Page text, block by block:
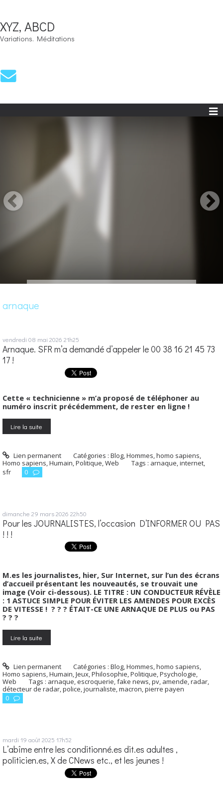
XYZ, ABCD
Variations. Méditations
arnaque
vendredi 08 mai 2026 21h25
Arnaque. SFR m’a demandé d’appeler le 00 38 16 21 45 73
17 !
Cette « technicienne » m’a proposé de téléphoner au
numéro inscrit précédemment, de rester en ligne !
Lire la suite
Lien permanent Catégories :Blog ,Hommes, homo sapiens
Homo sapiens Humain Politique Web Tags : arnaque internet,
sfr
0
dimanche 29 mars 2026 22h50
Pour les JOURNALISTES, l’occasion D’INFORMER OU PAS
! ! !
M.es les journalistes, hier, Sur Internet, sur l’un des écrans
d’accueil présentant les nouveautés, se trouvait une
image (Voir ci-dessous). LE TITRE : UN CONDUCTEUR RÉVÈLE
: 1 ASTUCE SIMPLE POUR ÉVITER LES AMENDES POUR EXCÈS
DE VITESSE ! ? ? ? ÉTAIT-CE UNE ARNAQUE DE PLUS ou PAS
? ? ?
Lire la suite
Lien permanent Catégories :Blog,Hommes, homo sapiens,
Homo sapiens,Humain,Jeux,Philosophie,Politique,Psychologie,
Web
Tags : arnaque,escroquerie,fake news,pv, amende,radar,
détecteur de radar,police,journaliste,macron,pierre payen
0
mardi 19 août 2025 17h52
L’abîme entre les conditionné.es dit.es adultes ,
politicien.es, X de CNews etc., et les jeunes !